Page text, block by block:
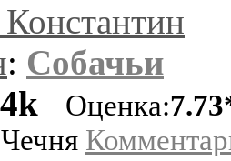
: Собачьи
Оценка: